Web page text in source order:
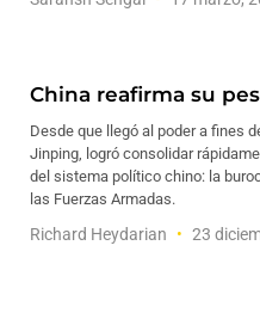
China reafirma su
Desde que llegó al poder a fines
Jinping, logró consolidar
del sistema político chino: la
las Fuerzas Armadas.
Richard Heydarian 23